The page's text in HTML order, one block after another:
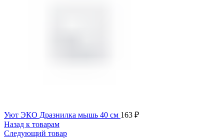
Уют ЭКО Дразнилка мышь 40 см 163 ₽
Назад к товарам
Следующий товар